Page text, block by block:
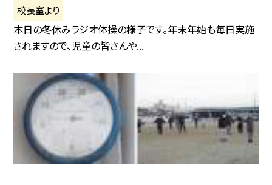
校長室より
本日の冬休みラジオ体操の様子です。年末年始も毎日実施
されますので、児童の皆さんや...